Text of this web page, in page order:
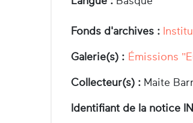
Fonds d'archives :
Galerie(s) : Émissions
Collecteur(s) : Maite
Identifiant de la notice